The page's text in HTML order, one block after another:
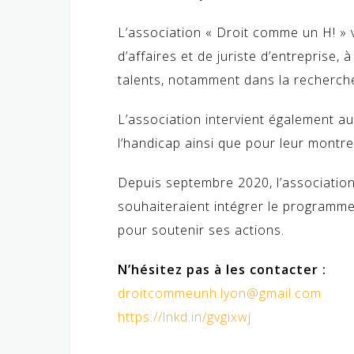
L’association « Droit comme un H!
d’affaires et de juriste d’entreprise,
talents, notamment dans la
L’association intervient également
l’handicap ainsi que pour leur
Depuis septembre 2020,
souhaiteraient intégrer le
pour soutenir ses actions.
N’hésitez pas à les contacter :
droitcommeunh.lyon@gmail.com
https://lnkd.in/gvgixwj